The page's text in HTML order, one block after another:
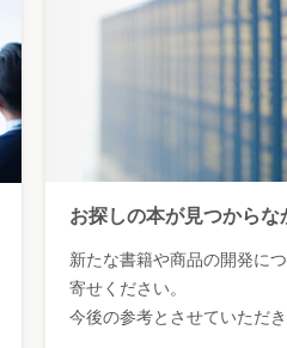
お探しの本が見つからな
新たな書籍や商品の開発に
寄せください。
今後の参考とさせていただき